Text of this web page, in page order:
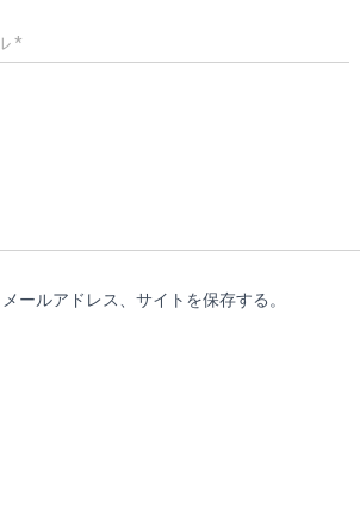
*
ールアドレス、サイトを保存する。